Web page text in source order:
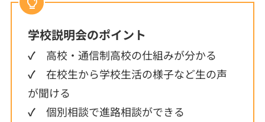
学校説明会のポイント
✓高校・通信制高校の仕組みが分かる
✓在校生から学校生活の様子など生の声
が聞ける
✓個別相談で進路相談ができる